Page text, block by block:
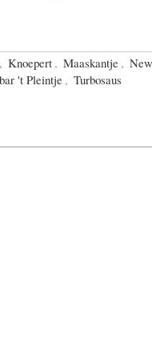
, Knoepert , Maaskantje ,
't Pleintje, Turbosaus